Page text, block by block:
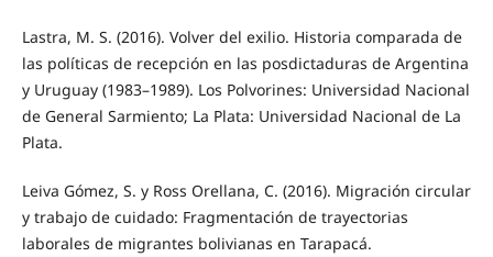
Lastra, M. S. (2016). Volver del exilio. Historia comparada de
las políticas de recepción en las posdictaduras de Argentina
y Uruguay (1983–1989). Los Polvorines: Universidad Nacional
de General Sarmiento; La Plata: Universidad Nacional de La
Plata.
Leiva Gómez, S. y Ross Orellana, C. (2016). Migración circular
y trabajo de cuidado: Fragmentación de trayectorias
laborales de migrantes bolivianas en Tarapacá.